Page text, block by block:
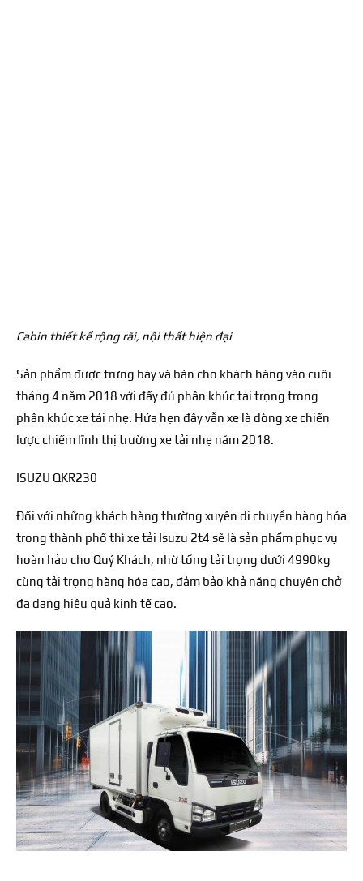
Cabin thiết kế rộng rãi, nội thất hiện đại
Sản phẩm được trưng bày và bán cho khách hàng vào cuối
tháng 4 năm 2018 với đầy đủ phân khúc tải trọng trong
phân khúc xe tải nhẹ. Hứa hẹn đây vẫn xe là dòng xe chiến
lược chiếm lĩnh thị trường xe tải nhẹ năm 2018.
ISUZU QKR230
Đối với những khách hàng thường xuyên di chuyển hàng hóa
trong thành phố thì xe tải Isuzu 2t4 sẽ là sản phẩm phục vụ
hoàn hảo cho Quý Khách, nhờ tổng tải trọng dưới 4990kg
cùng tải trọng hàng hóa cao, đảm bảo khả năng chuyên chở
đa dạng hiệu quả kinh tế cao.